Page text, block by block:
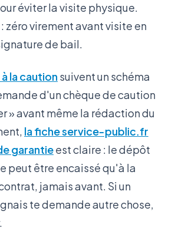
éviter la visite physique.
zéro virement avant visite en
de bail.
la cautionsuivent un schéma
d'un chèque de caution
» avant même la rédaction du
la fiche service-public.fr
garantieest claire : le dépôt
peut être encaissé qu'à la
jamais avant. Si un
te demande autre chose,